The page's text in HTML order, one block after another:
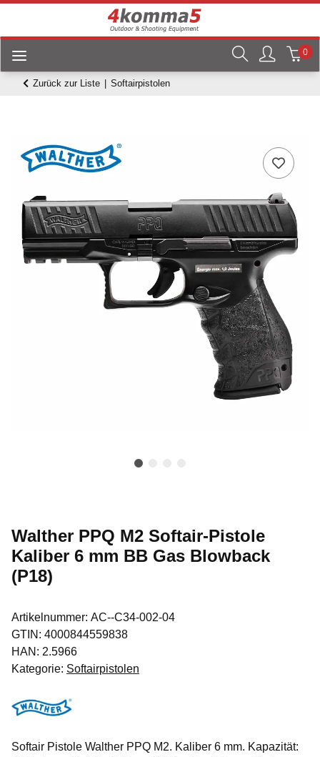
0
Zurück zur Liste Softairpistolen
Walther PPQ M2 Softair-Pistole
Kaliber 6 mm BB Gas Blowback
(P18)
Artikelnummer: AC--C34-002-04
GTIN: 4000844559838
HAN: 2.5966
Kategorie: Softairpistolen
Softair Pistole Walther PPQ M2. Kaliber 6 mm. Kapazität: